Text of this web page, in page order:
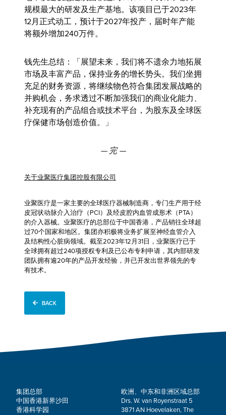
规模最大的研发及生产基地。该项目已于2023年
12月正式动工，预计于2027年投产，届时年产能
将额外增加240万件。
钱先生总结：「展望未来，我们将不遗余力地拓展
市场及丰富产品，保持业务的增长势头。我们坐拥
充足的财务资源，将继续物色符合集团发展战略的
并购机会，务求透过不断加强我们的商业化能力、
补充现有的产品组合或技术平台，为股东及全球医
疗保健市场创造价值。」
—完—
关于业聚医疗集团控股有限公司
业聚医疗是一家主要的全球医疗器械制造商，专门生产用于经
皮冠状动脉介入治疗（PCI）及经皮腔内血管成形术（PTA）
的介入器械。业聚医疗的总部位于中国香港，产品销往全球超
过70个国家和地区。集团亦积极将业务扩展至神经血管介入
及结构性心脏病领域。截至2023年12月31日，业聚医疗已于
全球拥有超过240项授权专利及已公布专利申请，其内部研发
团队拥有逾20年的产品开发经验，并已开发出世界领先的专
有技术。
BACK
集团总部
中国香港新界沙田
香港科学园
欧洲、中东和非洲区域总部
Drs. W. van Royenstraat 5
3871 AN Hoevelaken, The